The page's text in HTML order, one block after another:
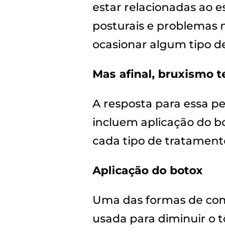
estar relacionadas ao
posturais e problemas
ocasionar algum tipo
Mas afinal, bruxismo
A resposta para essa
incluem aplicação do
cada tipo de
Aplicação do botox
Uma das formas de
usada para diminuir o